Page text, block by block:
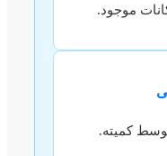
موجود.
کمیته.